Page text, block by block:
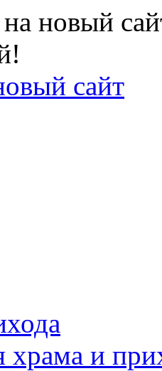
новый
сайт
храма и